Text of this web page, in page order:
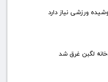
ورزشی نیاز دارد
لگبن غرق شد